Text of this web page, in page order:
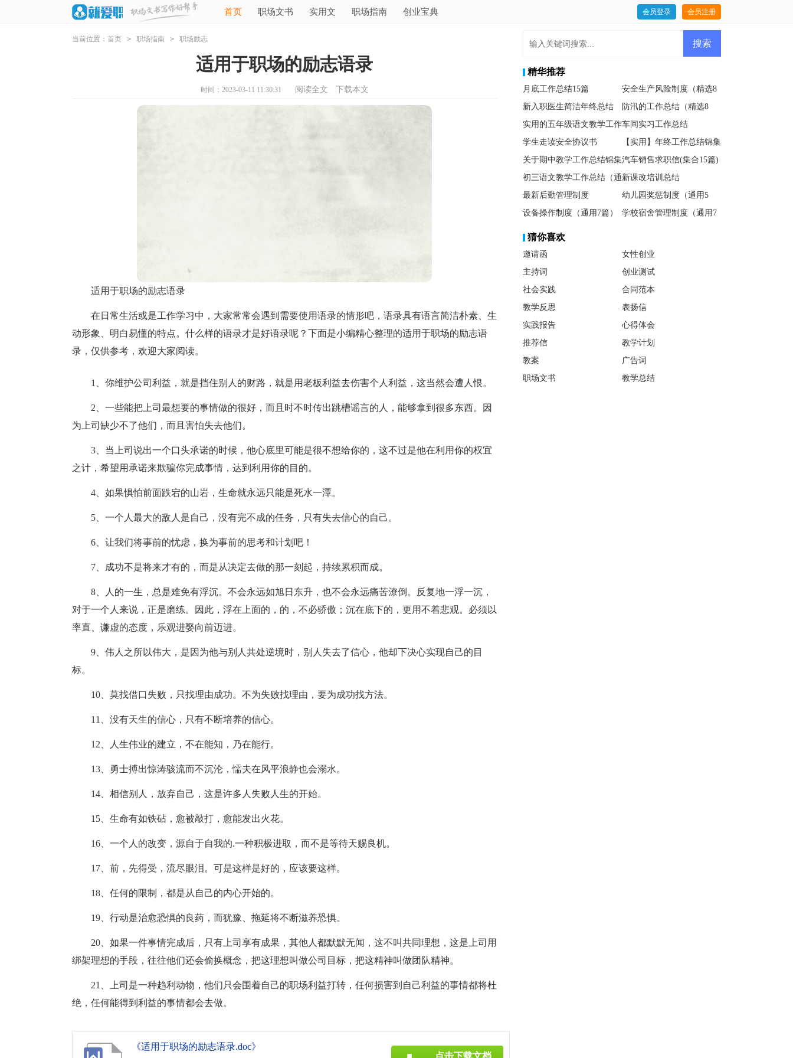
首页 职场文书 实用文 职场指南 创业宝典 会员登录 会员注册
当前位置： 首页 > 职场指南 > 职场励志
适用于职场的励志语录
时间：2023-03-11 11:30:31 阅读全文 下载本文
适用于职场的励志语录
在日常生活或是工作学习中，大家常常会遇到需要使用语录的情形吧，语录具有语言简洁朴素、生
动形象、明白易懂的特点。什么样的语录才是好语录呢？下面是小编精心整理的适用于职场的励志语
录，仅供参考，欢迎大家阅读。
1、你维护公司利益，就是挡住别人的财路，就是用老板利益去伤害个人利益，这当然会遭人恨。
2、一些能把上司最想要的事情做的很好，而且时不时传出跳槽谣言的人，能够拿到很多东西。因
为上司缺少不了他们，而且害怕失去他们。
3、当上司说出一个口头承诺的时候，他心底里可能是很不想给你的，这不过是他在利用你的权宜
之计，希望用承诺来欺骗你完成事情，达到利用你的目的。
4、如果惧怕前面跌宕的山岩，生命就永远只能是死水一潭。
5、一个人最大的敌人是自己，没有完不成的任务，只有失去信心的自己。
6、让我们将事前的忧虑，换为事前的思考和计划吧！
7、成功不是将来才有的，而是从决定去做的那一刻起，持续累积而成。
8、人的一生，总是难免有浮沉。不会永远如旭日东升，也不会永远痛苦潦倒。反复地一浮一沉，
对于一个人来说，正是磨练。因此，浮在上面的，的，不必骄傲；沉在底下的，更用不着悲观。必须以
率直、谦虚的态度，乐观进娶向前迈进。
9、伟人之所以伟大，是因为他与别人共处逆境时，别人失去了信心，他却下决心实现自己的目
标。
10、莫找借口失败，只找理由成功。不为失败找理由，要为成功找方法。
11、没有天生的信心，只有不断培养的信心。
12、人生伟业的建立，不在能知，乃在能行。
13、勇士搏出惊涛骇流而不沉沦，懦夫在风平浪静也会溺水。
14、相信别人，放弃自己，这是许多人失败人生的开始。
15、生命有如铁砧，愈被敲打，愈能发出火花。
16、一个人的改变，源自于自我的.一种积极进取，而不是等待天赐良机。
17、前，先得受，流尽眼泪。可是这样是好的，应该要这样。
18、任何的限制，都是从自己的内心开始的。
19、行动是治愈恐惧的良药，而犹豫、拖延将不断滋养恐惧。
20、如果一件事情完成后，只有上司享有成果，其他人都默默无闻，这不叫共同理想，这是上司用
绑架理想的手段，往往他们还会偷换概念，把这理想叫做公司目标，把这精神叫做团队精神。
21、上司是一种趋利动物，他们只会围着自己的职场利益打转，任何损害到自己利益的事情都将杜
绝，任何能得到利益的事情都会去做。
《适用于职场的励志语录.doc》
点击下载文档
精华推荐
月底工作总结15篇
安全生产风险制度（精选8
篇）
新入职医生简洁年终总结
（通用7篇）
防汛的工作总结（精选8
篇）
实用的五年级语文教学工作
总结锦集8篇
车间实习工作总结
学生走读安全协议书
【实用】年终工作总结锦集
6篇
关于期中教学工作总结锦集
5篇
汽车销售求职信(集合15篇)
初三语文教学工作总结（通
用8篇）
新课改培训总结
最新后勤管理制度
幼儿园奖惩制度（通用5
篇）
设备操作制度（通用7篇）
学校宿舍管理制度（通用7
猜你喜欢
邀请函
女性创业
主持词
创业测试
社会实践
合同范本
教学反思
表扬信
实践报告
心得体会
推荐信
教学计划
教案
广告词
职场文书
教学总结